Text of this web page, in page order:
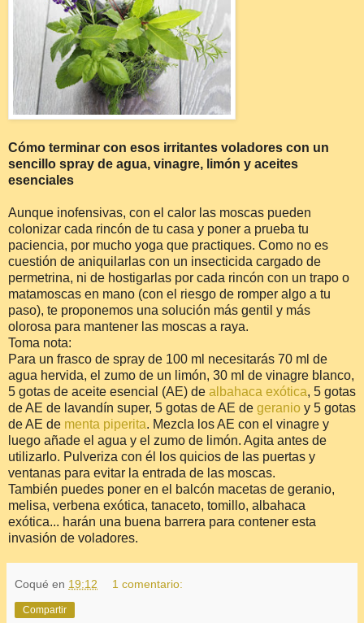
Cómo terminar con esos irritantes voladores con un
sencillo spray de agua, vinagre, limón y aceites
esenciales
Aunque inofensivas, con el calor las moscas pueden
colonizar cada rincón de tu casa y poner a prueba tu
paciencia, por mucho yoga que practiques. Como no es
cuestión de aniquilarlas con un insecticida cargado de
permetrina, ni de hostigarlas por cada rincón con un trapo o
matamoscas en mano (con el riesgo de romper algo a tu
paso), te proponemos una solución más gentil y más
olorosa para mantener las moscas a raya.
Toma nota:
Para un frasco de spray de 100 ml necesitarás 70 ml de
agua hervida, el zumo de un limón, 30 ml de vinagre blanco,
5 gotas de aceite esencial (AE) de albahaca exótica, 5 gotas
de AE de lavandín super, 5 gotas de AE de geranio y 5 gotas
de AE de menta piperita. Mezcla los AE con el vinagre y
luego añade el agua y el zumo de limón. Agita antes de
utilizarlo. Pulveriza con él los quicios de las puertas y
ventanas para evitar la entrada de las moscas.
También puedes poner en el balcón macetas de geranio,
melisa, verbena exótica, tanaceto, tomillo, albahaca
exótica... harán una buena barrera para contener esta
invasión de voladores.
Coqué en 19:12 1 comentario:
Compartir